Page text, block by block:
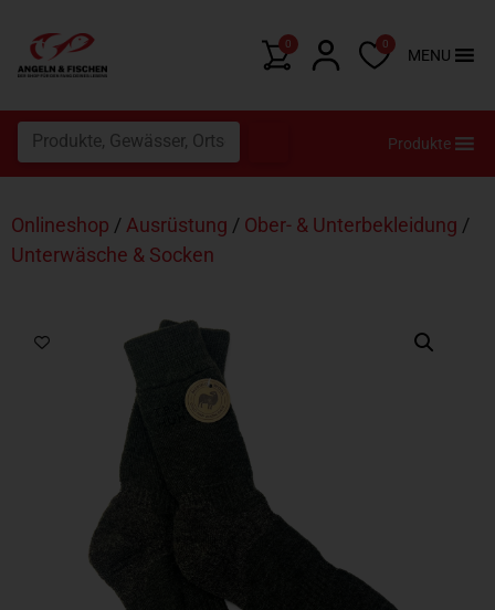
0 0
MENU
Produkte
Onlineshop / Ausrüstung / Ober- & Unterbekleidung /
Unterwäsche & Socken